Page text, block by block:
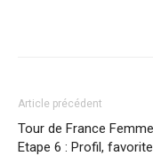
Article précédent
Tour de France
Etape 6 : Profil,